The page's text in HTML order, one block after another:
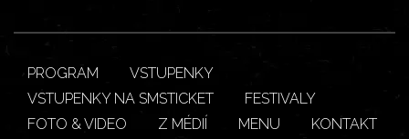
PROGRAM
VSTUPENKY
VSTUPENKY NA SMSTICKET
FESTIVALY
FOTO & VIDEO
Z MÉDIÍ MENU
KONTAKT